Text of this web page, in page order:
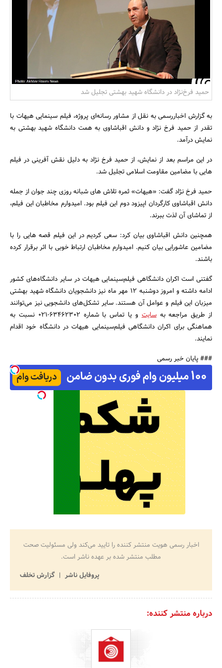
بانک، بیمه و سرمایه
مسکن و ساختمان
جستجو
حمید فرخ‌نژاد در دانشگاه شهید بهشتی تجلیل شد
به گزارش اخباررسمی به نقل از مشاور رسانه‌ای پروژه، فیلم سینمایی هیهات با
تقدر از حمید فرخ نژاد و دانش اقباشاوی به همت دانشگاه شهید بهشتی به
نمایش درآمد.
در این مراسم بعد از نمایش، از حمید فرخ نژاد به دلیل نقش آفرینی در فیلم
هایی با مضامین مقاومت اسلامی تجلیل شد.
حمید فرخ نژاد گفت: «هیهات» ثمره تلاش های شبانه روزی چند جوان از جمله
دانش اقباشاوی کارگردان اپیزود دوم این فیلم بود. امیدوارم مخاطبان این فیلم،
از تماشای آن لذت ببرند.
همچنین دانش اقباشاوی بیان کرد: سعی کردیم در این فیلم قصه هایی را با
مضامین عاشورایی بیان کنیم. امیدوارم مخاطبان ارتباط خوبی با اثر برقرار کرده
باشند.
گفتنی است اکران دانشگاهی فیلم‌سینمایی هیهات در سایر دانشگاه‌های کشور
ادامه داشته و امروز دوشنبه 12 مهر ماه نیز دانشجویان دانشگاه شهید بهشتی
میزبان این فیلم و عوامل آن هستند. سایر تشکل‌های دانشجویی نیز می‌توانند
از طریق مراجعه بهسایت
و یا تماس با شماره 63462302-021 نسبت به
هماهنگی برای اکران دانشگاهی فیلم‌سینمایی هیهات در دانشگاه خود اقدام
نمایند.
### پایان خبر رسمی
اخبار رسمی هویت منتشر کننده را تایید می‌کند ولی مسئولیت صحت
مطلب منتشر شده بر عهده ناشر است.
پروفایل ناشر
گزارش تخلف
درباره منتشر کننده: